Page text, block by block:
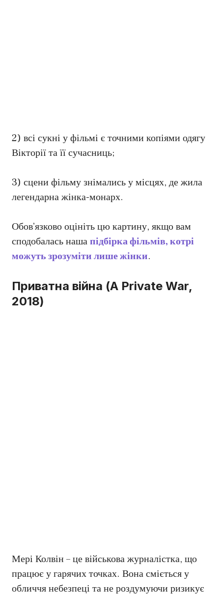
2) всі сукні у фільмі є точними копіями одягу
Вікторії та її сучасниць;
3) сцени фільму знімались у місцях, де жила
легендарна жінка-монарх.
Обов’язково оцініть цю картину, якщо вам
сподобалась нашапідбірка фільмів, котрі
можуть зрозуміти лише жінки.
Приватна війна (A Private War,
2018)
Мері Колвін – це військова журналістка, що
працює у гарячих точках. Вона сміється у
обличчя небезпеці та не роздумуючи ризикує